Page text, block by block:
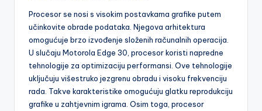
Procesor se nosi s visokim postavkama grafike putem
učinkovite obrade podataka. Njegova arhitektura
omogućuje brzo izvođenje složenih računalnih operacija.
U slučaju Motorola Edge 30, procesor koristi napredne
tehnologije za optimizaciju performansi. Ove tehnologije
uključuju višestruko jezgrenu obradu i visoku frekvenciju
rada. Takve karakteristike omogućuju glatku reprodukciju